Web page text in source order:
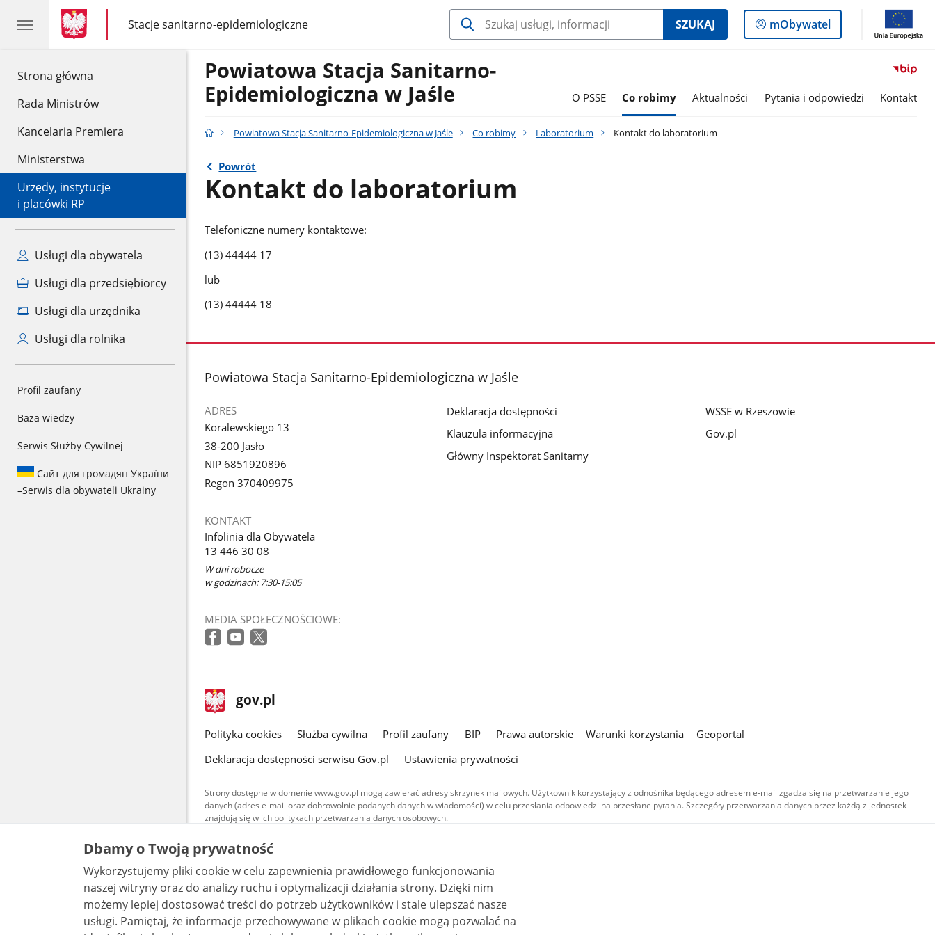
Strona główna
Rada Ministrów
Kancelaria Premiera
Ministerstwa
Urzędy, instytucje
i placówki RP
Usługi dla obywatela
Usługi dla przedsiębiorcy
Usługi dla urzędnika
Usługi dla rolnika
Profil zaufany
Baza wiedzy
Serwis Służby Cywilnej
Сайт для громадян України
–Serwis dla obywateli Ukrainy
gov.pl
gov.pl
Stacje sanitarno-epidemiologiczne
gov.pl
Stacje
sanitarno-
epidemiologiczne
SZUKAJ
Logowanie
do
mObywatel
Powiatowa Stacja Sanitarno-
Epidemiologiczna w Jaśle
O PSSE Co robimy Aktualności Pytania i odpowiedzi Kontakt
Powiatowa Stacja Sanitarno-Epidemiologiczna w Jaśle Co robimy Laboratorium Kontakt do laboratorium
Powrót
Kontakt do laboratorium
Telefoniczne numery kontaktowe:
(13) 44444 17
lub
(13) 44444 18
stopka
Powiatowa Stacja Sanitarno-Epidemiologiczna w Jaśle
ADRES
Koralewskiego 13
38-200 Jasło
NIP 6851920896
Regon 370409975
KONTAKT
Infolinia dla Obywatela
13 446 30 08
W dni robocze
w godzinach: 7:30-15:05
MEDIA SPOŁECZNOŚCIOWE:
Deklaracja dostępności
Klauzula informacyjna
Główny Inspektorat Sanitarny
WSSE w Rzeszowie
Gov.pl
stopka
gov.pl Strona
gov.pl
gov.pl
Polityka cookies Służba cywilna Profil zaufany BIP Prawa autorskie Warunki korzystania
Geoportal
Deklaracja dostępności serwisu Gov.pl
Ustawienia prywatności
Strony dostępne w domenie www.gov.pl mogą zawierać adresy skrzynek mailowych. Użytkownik korzystający z odnośnika będącego adresem e-mail zgadza się na przetwarzanie jego
danych (adres e-mail oraz dobrowolnie podanych danych w wiadomości) w celu przesłania odpowiedzi na przesłane pytania. Szczegóły przetwarzania danych przez każdą z jednostek
znajdują się w ich politykach przetwarzania danych osobowych.
Treści tekstowe publikowane w serwisie (z wyłączeniem treści audiowizualnych), są
udostępniane na licencji typu Creative Commons: uznanie autorstwa - na tych samych
warunkach 4.0 (CC BY-SA 4.0). Materiały audiowizualne, w tym zdjęcia, materiały audio i wideo,
są udostępniane na licencji typu Creative Commons: uznanie autorstwa użycie niekomercyjne -
bez utworów zależnych 4.0 (CC BY-NC-ND 4.0), o ile nie jest to stwierdzone inaczej.
Dbamy o Twoją prywatność
Wykorzystujemy pliki cookie w celu zapewnienia prawidłowego funkcjonowania
naszej witryny oraz do analizy ruchu i optymalizacji działania strony. Dzięki nim
możemy lepiej dostosować treści do potrzeb użytkowników i stale ulepszać nasze
usługi. Pamiętaj, że informacje przechowywane w plikach cookie mogą pozwalać na